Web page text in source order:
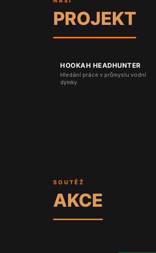
PROJEKT
HOOKAH HEADHUNTER
Hledání práce v průmyslu vodní
dýmky
SOUTĚŽ
AKCE